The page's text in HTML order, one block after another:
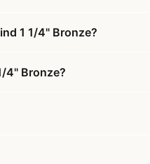
1 1/4" Bronze?
4" Bronze?